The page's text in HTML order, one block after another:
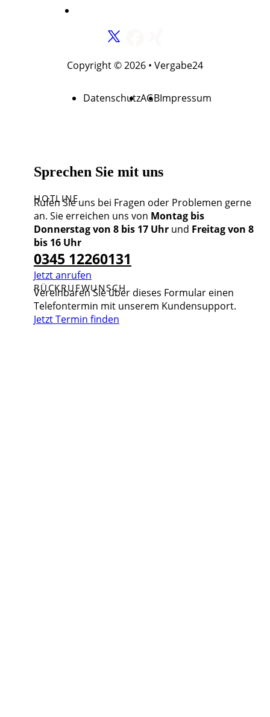
Copyright © 2026 • Vergabe24
DatenschutzAGBImpressum
Sprechen Sie mit uns
HOTLINE
Rufen Sie uns bei Fragen oder Problemen gerne
an. Sie erreichen uns von Montag bis
Donnerstag von 8 bis 17 Uhr und Freitag von 8
bis 16 Uhr
0345 12260131
Jetzt anrufen
RÜCKRUFWUNSCH
Vereinbaren Sie über dieses Formular einen
Telefontermin mit unserem Kundensupport.
Jetzt Termin finden